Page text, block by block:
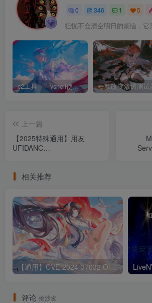
0 346 1 5
担忧不会清空明日的烦恼，它
c2工具——vshell使用和下载
上一篇
【2025特殊通用】用友
UFIDANC
相关推荐
【通用】CVE-2024-37032 Ollama 远程代码执行漏洞
评论 抢沙发